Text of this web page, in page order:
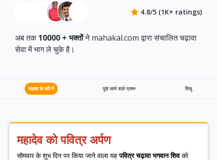
4.8/5 (1K+ ratings)
अब तक 10000 + भक्तोंने mahakal.com द्वारा संचालित चढ़ावा
सेवा में भाग ले चुके है।
चढावा के बारे में पूछे जाने वाले प्रश्न रिव्यु
महादेव को पवित्र अर्पण
सोमवार के शुभ दिन पर किया जाने वाला यहपवित्र चढ़ावा भगवान शिवको